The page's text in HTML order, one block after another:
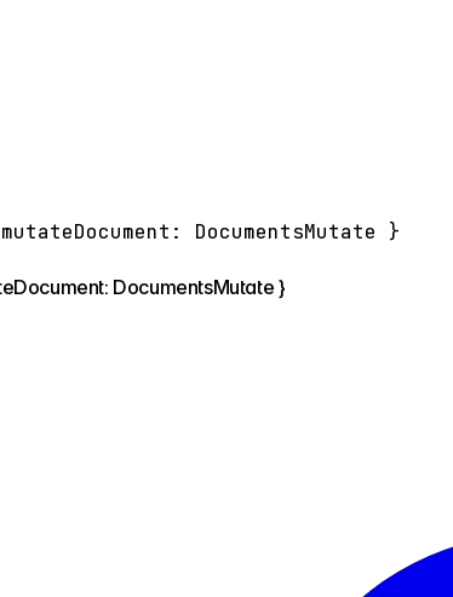
mutateDocument : DocumentsMutate }
: DocumentsMutate }